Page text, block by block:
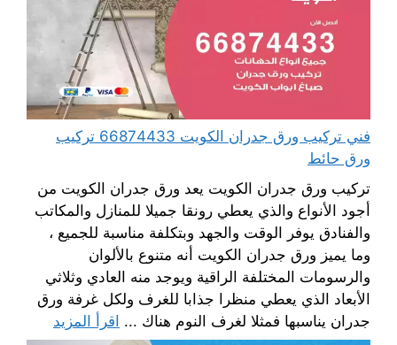
فني تركيب ورق جدران الكويت 66874433 تركيب
ورق حائط
تركيب ورق جدران الكويت يعد ورق جدران الكويت من
أجود الأنواع والذي يعطي رونقا جميلا للمنازل والمكاتب
والفنادق يوفر الوقت والجهد وبتكلفة مناسبة للجميع ،
وما يميز ورق جدران الكويت أنه متنوع بالألوان
والرسومات المختلفة الراقية ويوجد منه العادي وثلاثي
الأبعاد الذي يعطي منظرا جذابا للغرف ولكل غرفة ورق
جدران يناسبها فمثلا لغرف النوم هناك ... اقرأ المزيد